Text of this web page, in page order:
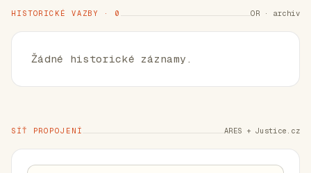
HISTORICKÉ VAZBY · 0 OR · archiv
Žádné historické záznamy.
SÍŤ PROPOJENÍ ARES + Justice.cz